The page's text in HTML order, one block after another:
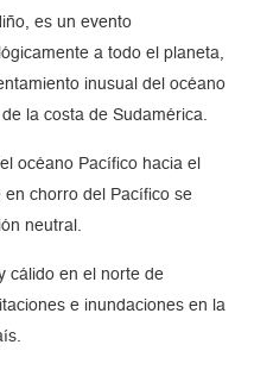
es un evento
a todo el planeta,
inusual del océano
la costa de Sudamérica.
océano Pacífico hacia el
chorro del Pacífico se
neutral.
cálido en el norte de
e inundaciones en la